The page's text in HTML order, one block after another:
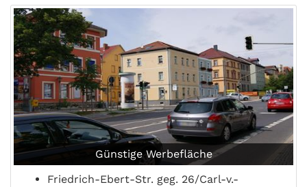
Günstige Werbefläche
Friedrich-Ebert-Str. geg. 26/Carl-v.-